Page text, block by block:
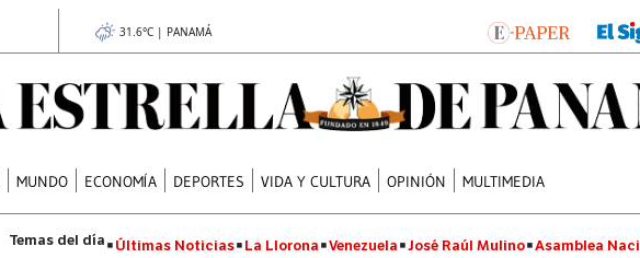
31.6°C | PANAMÁ
MUNDO ECONOMÍA DEPORTES VIDA Y CULTURA OPINIÓN MULTIMEDIA
Últimas Noticias La Llorona Venezuela José Raúl Mulino Asamblea